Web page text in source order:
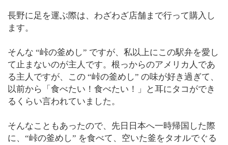
長野に足を運ぶ際は、わざわざ店舗まで行って購入し
ます。
そんな “峠の釜めし” ですが、私以上にこの駅弁を愛し
て止まないのが主人です。根っからのアメリカ人であ
る主人ですが、この “峠の釜めし” の味が好き過ぎて、
以前から「食べたい！食べたい！」と耳にタコができ
るくらい言われていました。
そんなこともあったので、先日日本へ一時帰国した際
に、“峠の釜めし” を食べて、空いた釜をタオルでぐる